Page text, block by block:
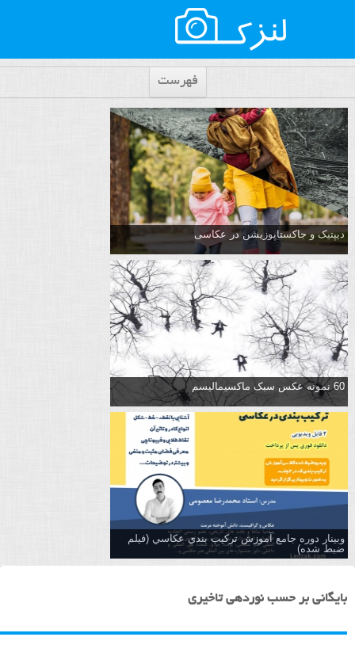
فهرست
دیپتیک و جاکستا‌پوزیشن در عکاسی
60 نمونه عکس سبک ماکسیمالیسم
وبینار دوره جامع آموزش تركيب بندي عكاسي (فیلم
ضبط شده)
بایگانی بر حسب نوردهی تاخیری